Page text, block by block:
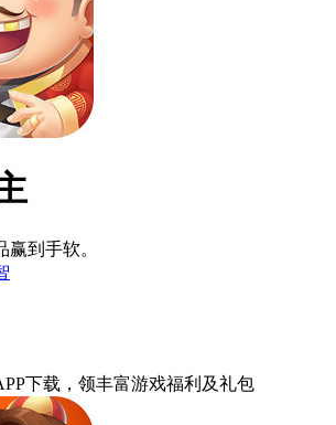
到手软。
下载 ，领丰富游戏福利 及礼包